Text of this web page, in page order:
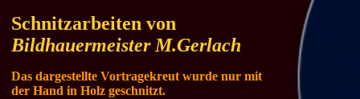
Schnitzarbeiten von
Bildhauermeister M.Gerlach
Das dargestellte Vortragekreut wurde nur mit
der Hand in Holz geschnitzt.